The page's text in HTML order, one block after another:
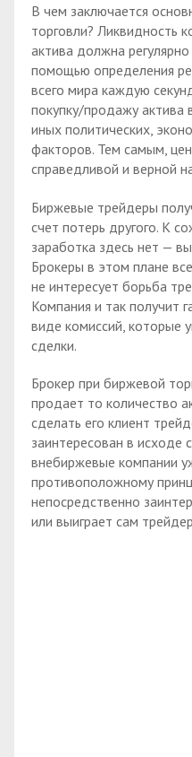
В чем заключается
торговли? Ликвидность
актива должна
помощью определения
всего мира каждую
покупку/продажу актива
иных политических,
факторов. Тем самым,
справедливой и верной
Биржевые трейдеры
счет потерь другого. К
заработка здесь нет —
Брокеры в этом плане
не интересует борьба
Компания и так получит
виде комиссий, которые
сделки.
Брокер при биржевой
продает то количество
сделать его клиент
заинтересован в исходе
внебиржевые компании
противоположному
непосредственно
или выиграет сам